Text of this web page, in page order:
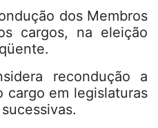
dos Membros
cargos, na eleição
recondução a
cargo em legislaturas